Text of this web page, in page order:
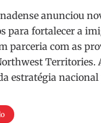
anunciou
para fortalecer a
parceria com as
Territories.
estratégia